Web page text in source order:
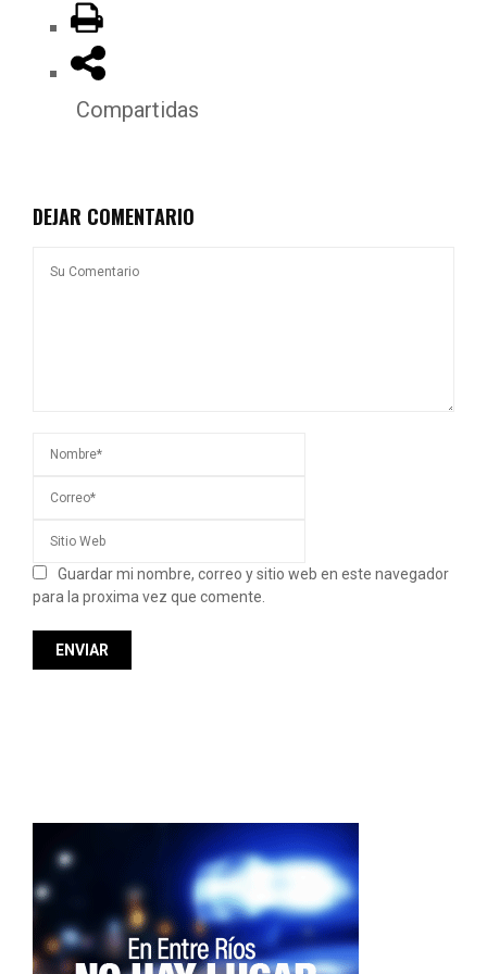
Compartidas
DEJAR COMENTARIO
Guardar mi nombre, correo y sitio web en este navegador
para la proxima vez que comente.